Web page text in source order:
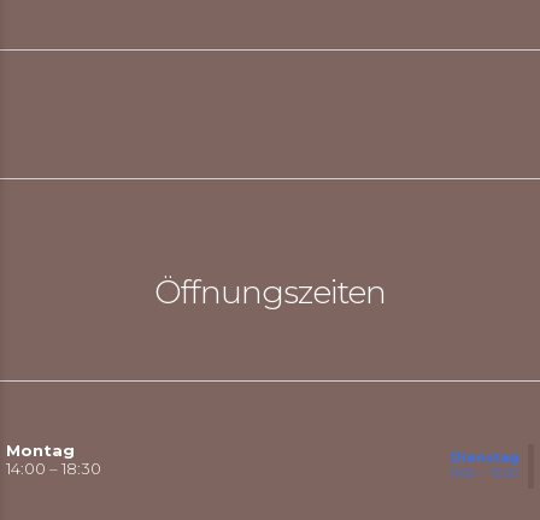
Öffnungszeiten
Montag
14:00 – 18:30
Dienstag
9:00 – 15:00